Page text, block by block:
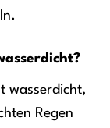
wasserdicht,
Regen